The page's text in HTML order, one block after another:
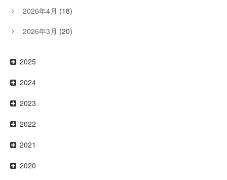
2026年4月 (18)
2026年3月 (20)
2025
2024
2023
2022
2021
2020